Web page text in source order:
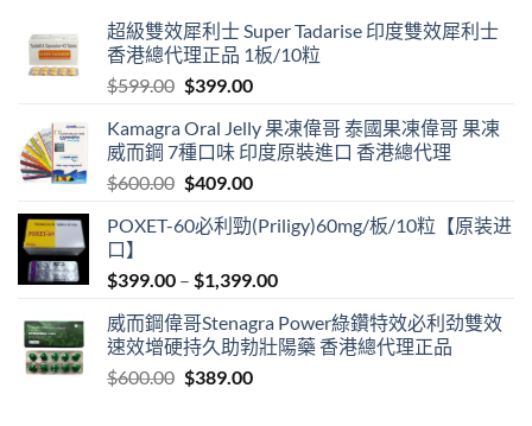
超級雙效犀利士 Super Tadarise 印度雙效犀利士
香港總代理正品 1板/10粒
$599.00 Original
was:
$599.00.
$399.00Current
is:
$399.00.
Kamagra Oral Jelly 果凍偉哥 泰國果凍偉哥 果凍
威而鋼 7種口味 印度原裝進口 香港總代理
$600.00 Original
was:
$409.00Current
is:
POXET-60必利勁(Priligy)60mg/板/10粒【原装进
口】
$399.00 – $1,399.00Price
$399.00
through
威而鋼偉哥Stenagra Power綠鑽特效必利劲雙效
速效增硬持久助勃壯陽藥 香港總代理正品
$600.00 Original
$389.00Current